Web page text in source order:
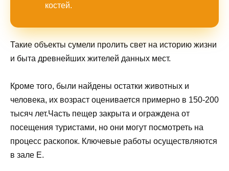
костей.
Такие объекты сумели пролить свет на историю жизни
и быта древнейших жителей данных мест.
Кроме того, были найдены остатки животных и
человека, их возраст оценивается примерно в 150-200
тысяч лет.Часть пещер закрыта и ограждена от
посещения туристами, но они могут посмотреть на
процесс раскопок. Ключевые работы осуществляются
в зале E.